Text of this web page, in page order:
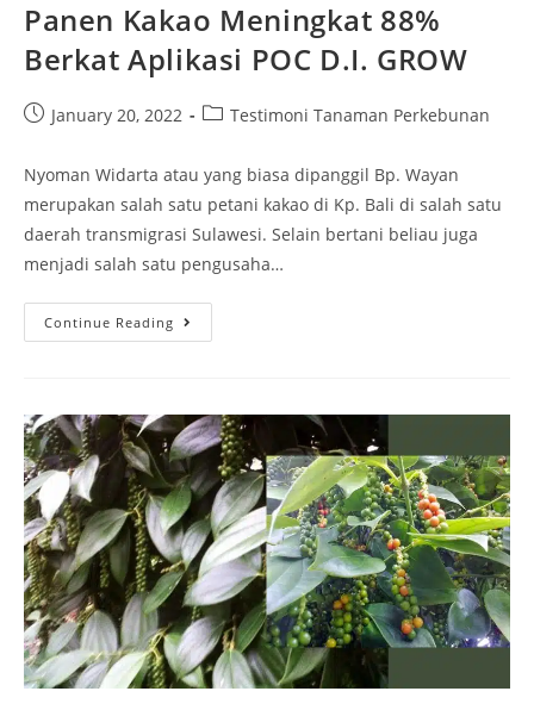
Panen Kakao Meningkat 88%
Berkat Aplikasi POC D.I. GROW
January 20, 2022 Testimoni Tanaman Perkebunan
Nyoman Widarta atau yang biasa dipanggil Bp. Wayan
merupakan salah satu petani kakao di Kp. Bali di salah satu
daerah transmigrasi Sulawesi. Selain bertani beliau juga
menjadi salah satu pengusaha…
Continue Reading